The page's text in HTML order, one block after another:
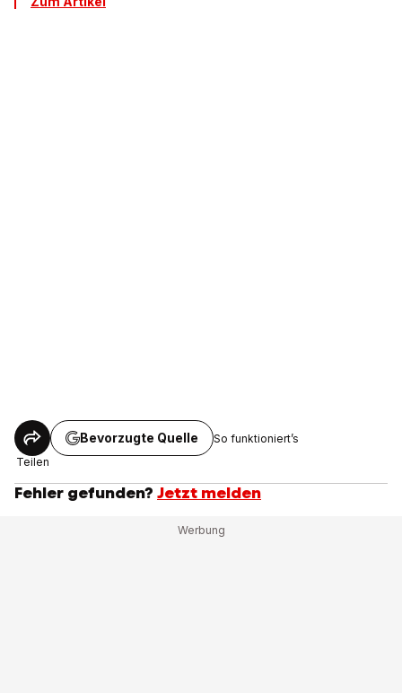
Teilen
Bevorzugte Quelle So funktioniert’s
Fehler gefunden? Jetzt melden